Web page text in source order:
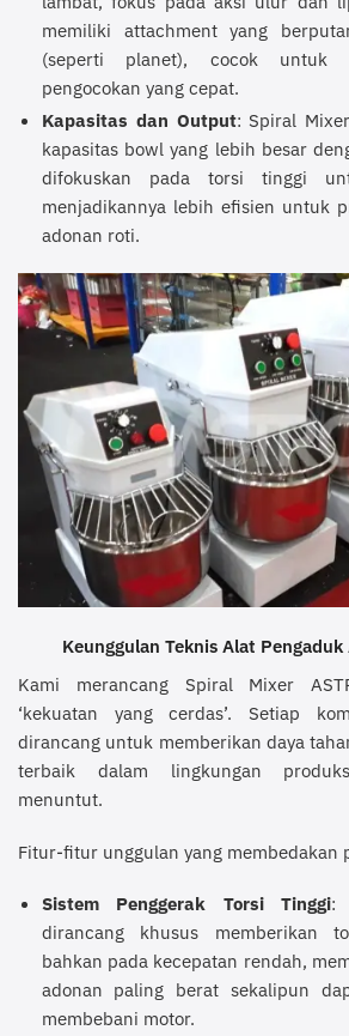
memiliki attachment yang
(seperti planet), cocok untuk
pengocokan yang cepat.
Kapasitas dan Output: Spiral
kapasitas bowl yang lebih besar
difokuskan pada torsi tinggi
menjadikannya lebih efisien untuk
adonan roti.
Keunggulan Teknis Alat Pengaduk
Kami merancang Spiral Mixer
‘kekuatan yang cerdas’. Setiap
dirancang untuk memberikan daya
terbaik dalam lingkungan
menuntut.
Fitur-fitur unggulan yang membedakan
Sistem Penggerak Torsi Tinggi:
dirancang khusus memberikan
bahkan pada kecepatan rendah,
adonan paling berat sekalipun
membebani motor.